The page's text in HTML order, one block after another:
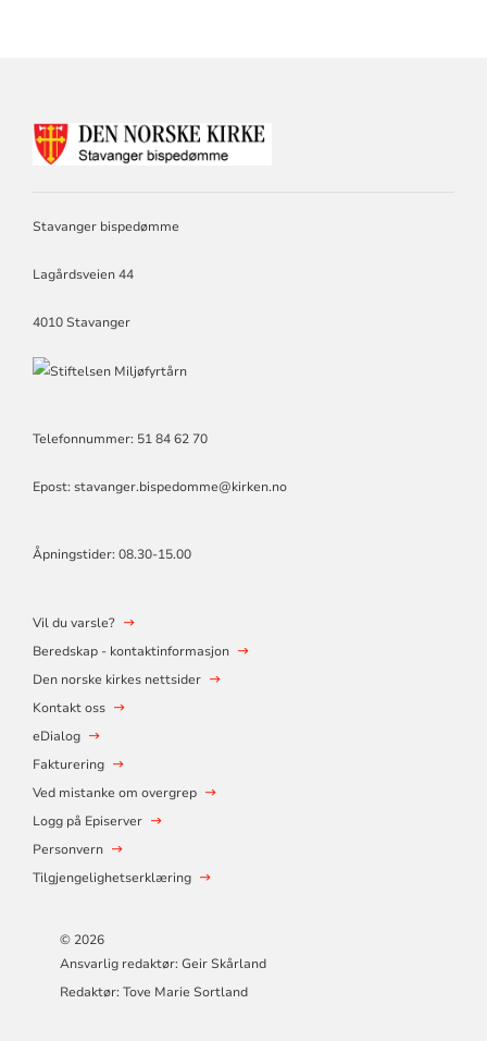
Stavanger bispedømme
Lagårdsveien 44
4010 Stavanger
Telefonnummer: 51 84 62 70
Epost: stavanger.bispedomme@kirken.no
Åpningstider: 08.30-15.00
Vil du varsle?
Beredskap - kontaktinformasjon
Den norske kirkes nettsider
Kontakt oss
eDialog
Fakturering
Ved mistanke om overgrep
Logg på Episerver
Personvern
Tilgjengelighetserklæring
© 2026
Ansvarlig redaktør: Geir Skårland
Redaktør: Tove Marie Sortland